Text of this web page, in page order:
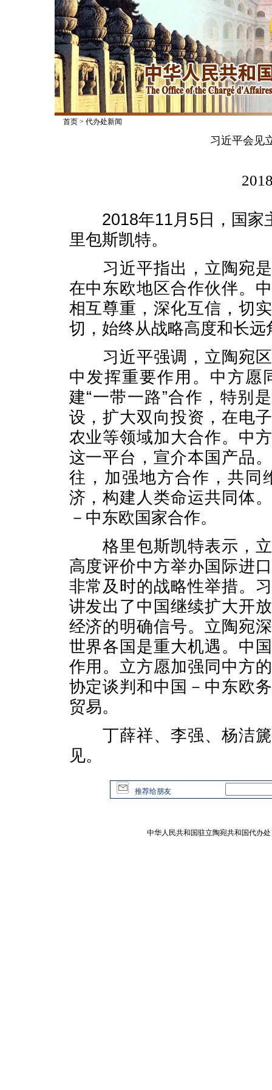
首页> 代办处新闻
习近平会见
2018年11月5日，国家
里包斯凯特。
习近平指出，立陶宛是
在中东欧地区合作伙伴。
相互尊重，深化互信，切
切，始终从战略高度和长
习近平强调，立陶宛区
中发挥重要作用。中方愿
建“一带一路”合作，特别
设，扩大双向投资，在电
农业等领域加大合作。中
这一平台，宣介本国产品
往，加强地方合作，共同
济，构建人类命运共同体
－中东欧国家合作。
格里包斯凯特表示，立
高度评价中方举办国际进
非常及时的战略性举措。
讲发出了中国继续扩大开
经济的明确信号。立陶宛
世界各国是重大机遇。中
作用。立方愿加强同中方
协定谈判和中国－中东欧
贸易。
丁薛祥、李强、杨洁篪
见。
推荐给朋友
中华人民共和国驻立陶宛共和国代办处